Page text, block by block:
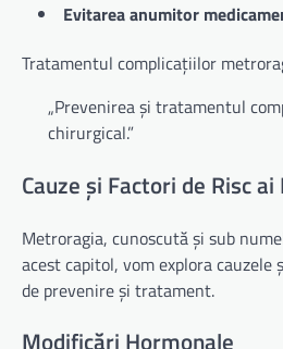
Evitarea anumitor
Tratamentul complicațiilor
„Prevenirea și tratamentul
chirurgical.”
Cauze și Factori de Risc
Metroragia, cunoscută și sub
acest capitol, vom explora
de prevenire și tratament.
Modificări Hormonale